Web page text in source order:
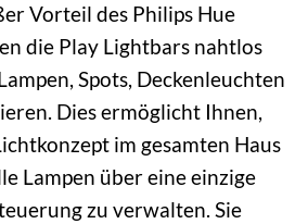
Vorteil des Philips Hue
die Play Lightbars nahtlos
Spots, Deckenleuchten
Dies ermöglicht Ihnen,
im gesamten Haus
Lampen über eine einzige
zu verwalten. Sie